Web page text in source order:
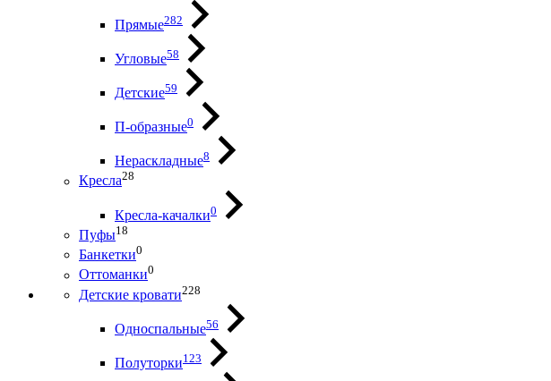
Прямые282
Угловые58
Детские59
П-образные0
Нераскладные8
Кресла28
Кресла-качалки0
Пуфы18
Банкетки0
Оттоманки0
Детские кровати228
Односпальные56
Полуторки123